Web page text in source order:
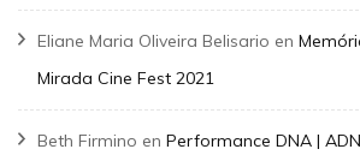
Eliane Maria Oliveira Belisario en
Mirada Cine Fest 2021
Beth Firmino en Performance DNA |